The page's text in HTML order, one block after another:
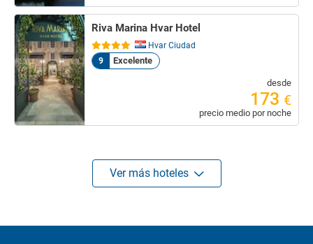
Riva Marina Hvar Hotel
Hvar Ciudad
9
Excelente
desde
173 €
precio medio por noche
Ver más hoteles